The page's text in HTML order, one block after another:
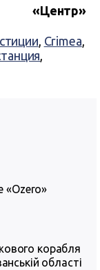
«Центр»
Crimea
«Ozero»
корабля
області